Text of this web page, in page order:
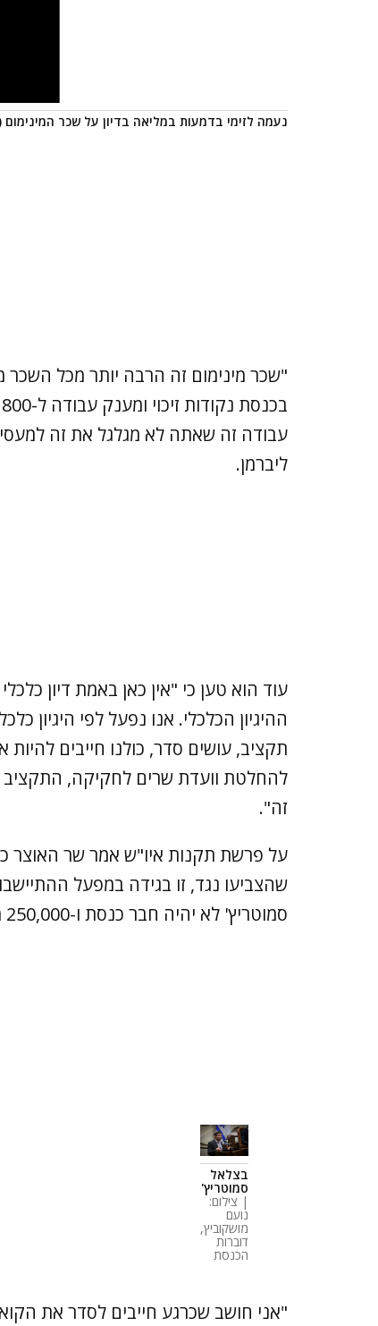
נעמה לזימי בדמעות במליאה בדיון על שכר המינימום
"שכר מינימום זה הרבה יותר מכל השכר
עבודה זה שאתה לא מגלגל את זה
ליברמן.
עוד הוא טען כי "אין כאן באמת דיון
ההיגיון הכלכלי. אנו נפעל לפי היגיון
תקציב, עושים סדר, כולנו חייבים
להחלטת וועדת שרים לחקיקה, התקציב
זה".
על פרשת תקנות איו"ש אמר שר האוצר כי
שהצביעו נגד, זו בגידה במפעל
סמוטריץ' לא יהיה חבר כנסת ו-250,000 מצביעים ביו"ש לא יוכלו להצביע".
בצלאל
סמוטריץ'
| צילום:
נועם
מושקוביץ,
דוברות
הכנסת
"אני חושב שכרגע חייבים לסדר את